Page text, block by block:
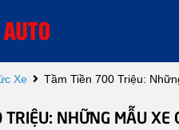
Xe Tầm Tiền 700 Triệu:
NHỮNG MẪU XE